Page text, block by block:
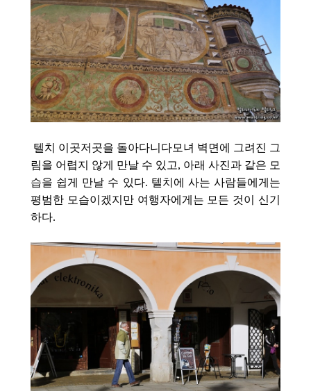
텔치 이곳저곳을 돌아다니다모녀 벽면에 그려진 그
림을 어렵지 않게 만날 수 있고, 아래 사진과 같은 모
습을 쉽게 만날 수 있다. 텔치에 사는 사람들에게는
평범한 모습이겠지만 여행자에게는 모든 것이 신기
하다.